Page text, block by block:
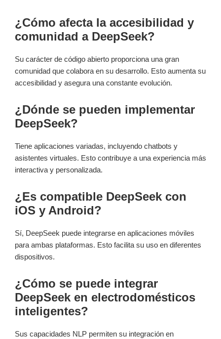
¿Cómo afecta la accesibilidad y
comunidad a DeepSeek?
Su carácter de código abierto proporciona una gran
comunidad que colabora en su desarrollo. Esto aumenta su
accesibilidad y asegura una constante evolución.
¿Dónde se pueden implementar
DeepSeek?
Tiene aplicaciones variadas, incluyendo chatbots y
asistentes virtuales. Esto contribuye a una experiencia más
interactiva y personalizada.
¿Es compatible DeepSeek con
iOS y Android?
Sí, DeepSeek puede integrarse en aplicaciones móviles
para ambas plataformas. Esto facilita su uso en diferentes
dispositivos.
¿Cómo se puede integrar
DeepSeek en electrodomésticos
inteligentes?
Sus capacidades NLP permiten su integración en